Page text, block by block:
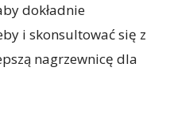
dokładnie
i skonsultować się z
nagrzewnicę dla